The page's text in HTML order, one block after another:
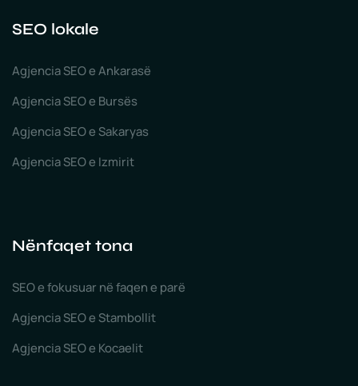
SEO lokale
Agjencia SEO e Ankarasë
Agjencia SEO e Bursës
Agjencia SEO e Sakaryas
Agjencia SEO e Izmirit
Nënfaqet tona
SEO e fokusuar në faqen e parë
Agjencia SEO e Stambollit
Agjencia SEO e Kocaelit